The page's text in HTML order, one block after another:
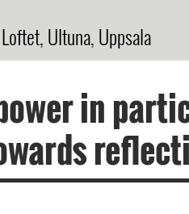
Ultuna, Uppsala
in